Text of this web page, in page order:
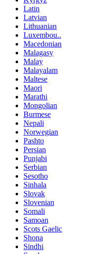
Latin
Latvian
Lithuanian
Luxembou..
Macedonian
Malagasy
Malay
Malayalam
Maltese
Maori
Marathi
Mongolian
Burmese
Nepali
Norwegian
Pashto
Persian
Punjabi
Serbian
Sesotho
Sinhala
Slovak
Slovenian
Somali
Samoan
Scots Gaelic
Shona
Sindhi